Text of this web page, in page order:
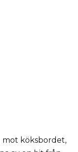
mot köksbordet,